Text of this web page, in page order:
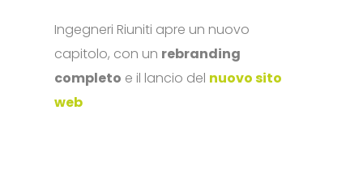
Ingegneri Riuniti apre un nuovo
capitolo, con un rebranding
completo e il lancio del nuovo sito
web